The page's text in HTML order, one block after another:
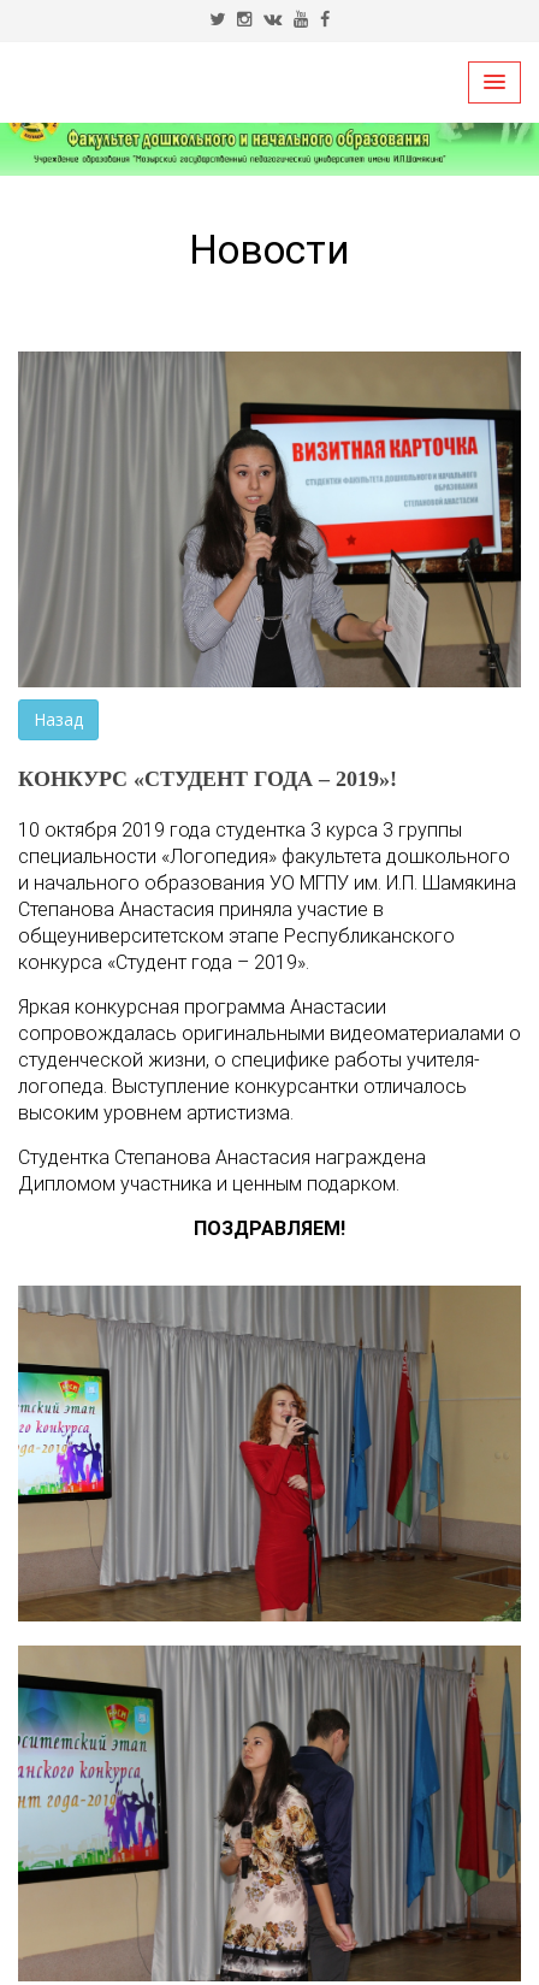
Новости
Назад
КОНКУРС «СТУДЕНТ ГОДА – 2019»!
10 октября 2019 года студентка 3 курса 3 группы
специальности «Логопедия» факультета дошкольного
и начального образования УО МГПУ им. И.П. Шамякина
Степанова Анастасия приняла участие в
общеуниверситетском этапе Республиканского
конкурса «Студент года – 2019».
Яркая конкурсная программа Анастасии
сопровождалась оригинальными видеоматериалами о
студенческой жизни, о специфике работы учителя-
логопеда. Выступление конкурсантки отличалось
высоким уровнем артистизма.
Студентка Степанова Анастасия награждена
Дипломом участника и ценным подарком.
ПОЗДРАВЛЯЕМ!